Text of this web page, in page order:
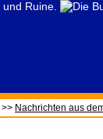
>> Nachrichten aus